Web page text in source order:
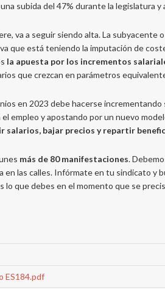
subida del 47% durante la legislatura
va a seguir siendo alta. La
que está teniendo la imputación de
la apuesta por los incrementos
que crezcan en parámetros
en 2023 debe hacerse
empleo y apostando por un nuevo
salarios, bajar precios y repartir
más de 80 manifestaciones.
en las calles. Infórmate en tu sindicato y
lo que debes en el momento que se
ES184.pdf